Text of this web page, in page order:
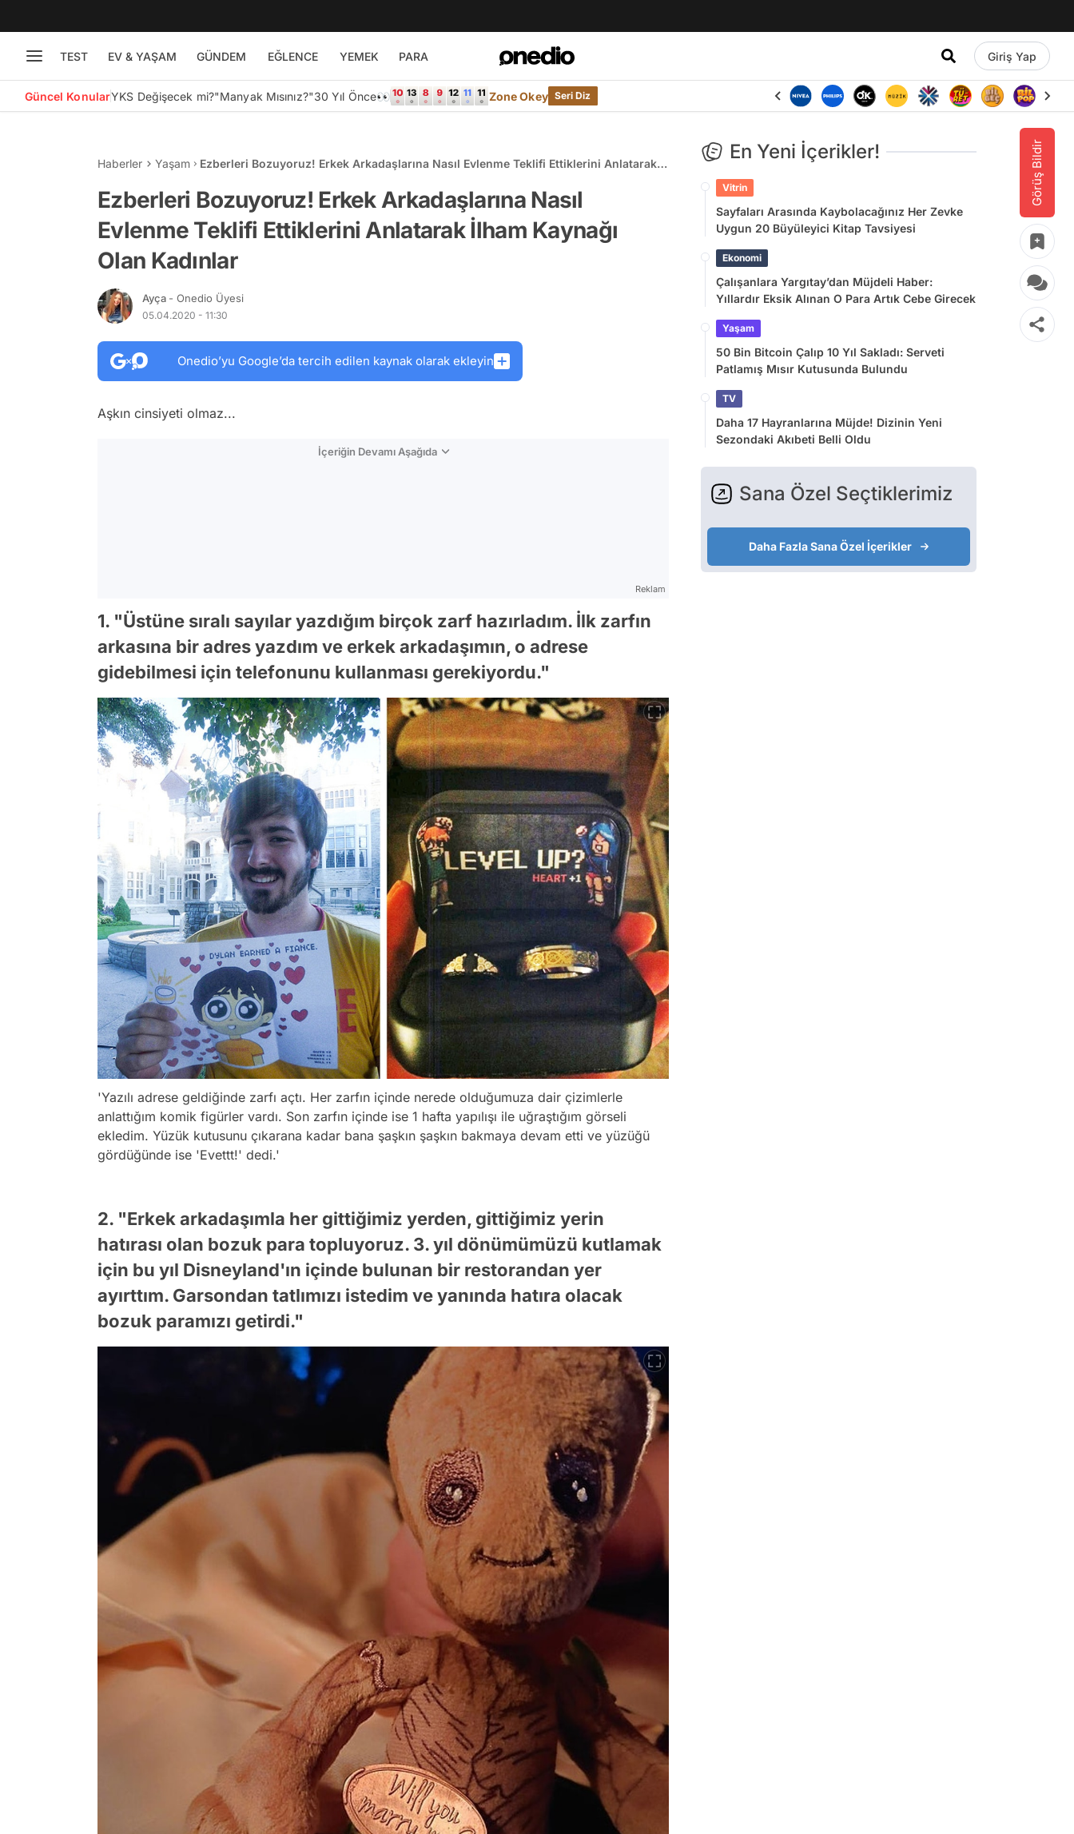
TEST EV & YAŞAM GÜNDEM EĞLENCE YEMEK PARA Giriş Yap
Güncel KonularYKS Değişecek mi?"Manyak Mısınız?"30 Yıl Önce👀 Zone Okey Seri Diz
Görüş Bildir
Haberler Yaşam
Ezberleri Bozuyoruz! Erkek Arkadaşlarına Nasıl Evlenme Teklifi Ettiklerini Anlatarak
Ezberleri Bozuyoruz! Erkek Arkadaşlarına Nasıl
Evlenme Teklifi Ettiklerini Anlatarak İlham Kaynağı
Olan Kadınlar
Ayça - Onedio Üyesi
05.04.2020 - 11:30
Onedio’yu Google’da tercih edilen kaynak olarak ekleyin
Aşkın cinsiyeti olmaz...
İçeriğin Devamı Aşağıda
Reklam
1. "Üstüne sıralı sayılar yazdığım birçok zarf hazırladım. İlk zarfın
arkasına bir adres yazdım ve erkek arkadaşımın, o adrese
gidebilmesi için telefonunu kullanması gerekiyordu."
'Yazılı adrese geldiğinde zarfı açtı. Her zarfın içinde nerede olduğumuza dair çizimlerle
anlattığım komik figürler vardı. Son zarfın içinde ise 1 hafta yapılışı ile uğraştığım görseli
ekledim. Yüzük kutusunu çıkarana kadar bana şaşkın şaşkın bakmaya devam etti ve yüzüğü
gördüğünde ise 'Evettt!' dedi.'
2. "Erkek arkadaşımla her gittiğimiz yerden, gittiğimiz yerin
hatırası olan bozuk para topluyoruz. 3. yıl dönümümüzü kutlamak
için bu yıl Disneyland'ın içinde bulunan bir restorandan yer
ayırttım. Garsondan tatlımızı istedim ve yanında hatıra olacak
bozuk paramızı getirdi."
En Yeni İçerikler!
Vitrin
Sayfaları Arasında Kaybolacağınız Her Zevke
Uygun 20 Büyüleyici Kitap Tavsiyesi
Ekonomi
Çalışanlara Yargıtay’dan Müjdeli Haber:
Yıllardır Eksik Alınan O Para Artık Cebe Girecek
Yaşam
50 Bin Bitcoin Çalıp 10 Yıl Sakladı: Serveti
Patlamış Mısır Kutusunda Bulundu
TV
Daha 17 Hayranlarına Müjde! Dizinin Yeni
Sezondaki Akıbeti Belli Oldu
Sana Özel Seçtiklerimiz
Daha Fazla Sana Özel İçerikler